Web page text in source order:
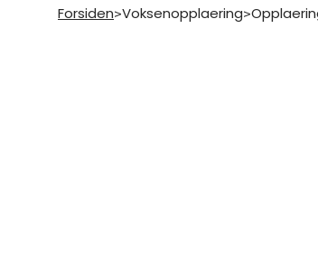
Forsiden>Voksenopplaering>